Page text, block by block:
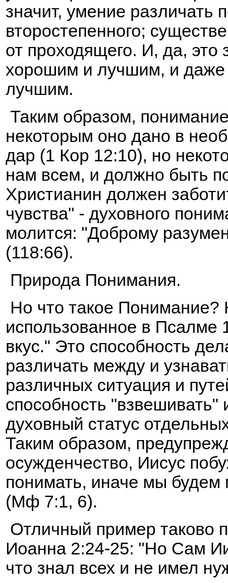
значит, умение различать
второстепенного;
от проходящего. И, да, это
хорошим и лучшим, и
лучшим.
Таким образом,
некоторым оно дано в
дар (1 Кор 12:10), но
нам всем, и должно быть
Христианин должен
чувства" - духовного
молится: "Доброму
(118:66).
Природа Понимания.
Но что такое Понимание?
использованное в Псалме
вкус." Это способность
различать между и
различных ситуация и
способность
духовный статус
Таким образом,
осужденчество, Иисус
понимать, иначе мы будем
(Мф 7:1, 6).
Отличный пример таково
Иоанна 2:24-25: "Но Сам
что знал всех и не имел